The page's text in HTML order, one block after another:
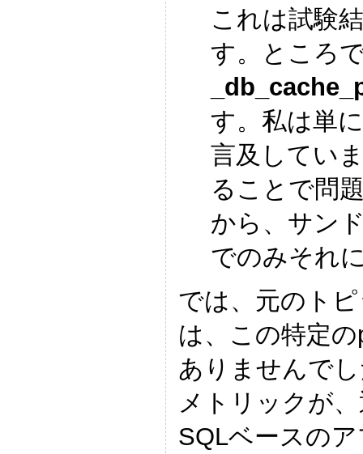
これは試験
す。ところ
す。私は単
言及してい
ることで問
から、サン
でのみそれ
では、元のト
は、この特定
ありませんで
メトリックが
SQLベースの